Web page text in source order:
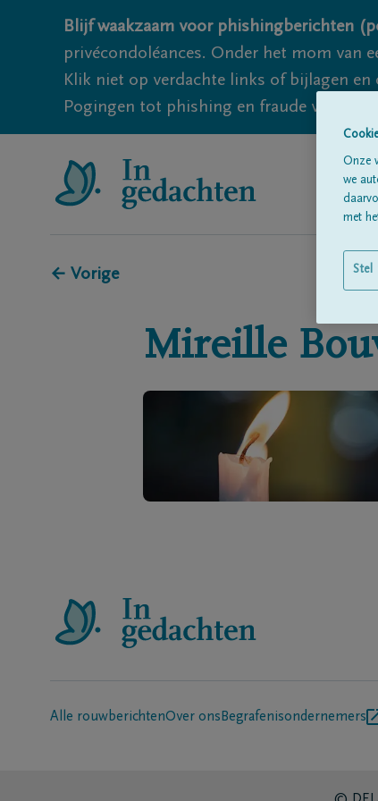
Blijf waakzaam voor phishingberichten
privécondoléances. Onder het mom van
Klik niet op verdachte links of bijlagen
Pogingen tot phishing en fraude vallen
← Vorige
Mireille
Alle rouwberichtenOver ons Begrafenisondernemers
Onze
we
met
Stel